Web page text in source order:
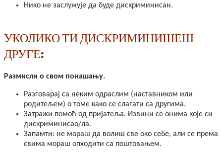
Нико не заслужује да буде дискриминисан.
УКОЛИКО ТИ ДИСКРИМИНИШЕШ
ДРУГЕ:
Размисли о свом понашању.
Разговарај са неким одраслим (наставником или
родитељем) о томе како се слагати са другима.
Затражи помоћ од пријатеља. Извини се онима које си
дискриминисао/ла.
Запамти: не мораш да волиш све око себе, али се према
свима мораш опходити са поштовањем.